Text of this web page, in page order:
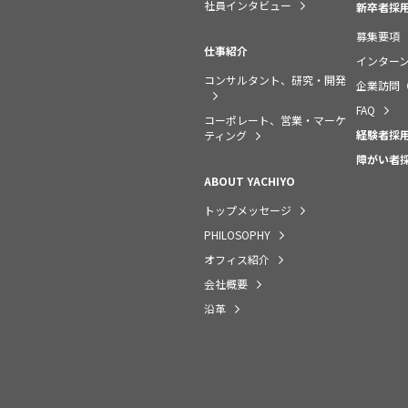
社員インタビュー
仕事紹介
コンサルタント、研究・開発
コーポレート、営業・マーケ
ティング
ABOUT YACHIYO
トップメッセージ
PHILOSOPHY
オフィス紹介
会社概要
沿革
新卒者採
募集要項
インター
企業訪問
FAQ
経験者採
障がい者